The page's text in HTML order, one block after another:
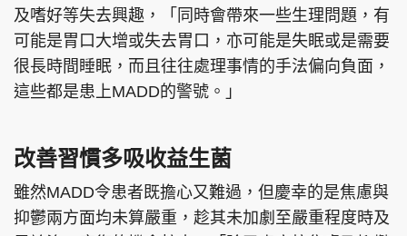
及嗜好等失去興趣，「同時會帶來一些生理問題，有
可能是胃口大增或失去胃口，亦可能是失眠或是需要
很長時間睡眠，而且往往處理事情的手法偏向負面，
這些都是患上MADD的警號。」
改善習慣多吸收益生菌
雖然MADD令患者既擔心又難過，但慶幸的是焦慮與
抑鬱兩方面均未算嚴重，趁其未加劇至嚴重程度時及